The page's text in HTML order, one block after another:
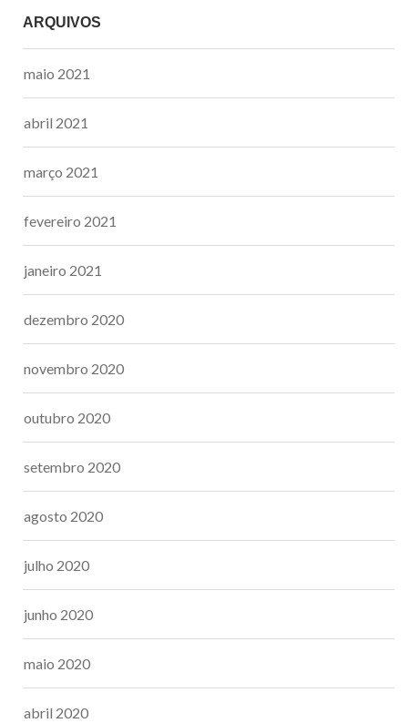
ARQUIVOS
maio 2021
abril 2021
março 2021
fevereiro 2021
janeiro 2021
dezembro 2020
novembro 2020
outubro 2020
setembro 2020
agosto 2020
julho 2020
junho 2020
maio 2020
abril 2020